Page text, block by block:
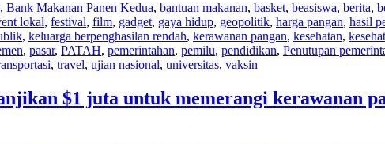
, Bank Makanan Panen Kedua, bantuan makanan, basket, beasiswa, berita,
lokal, festival, film, gadget, gaya hidup, geopolitik, harga pangan, hasil
, keluarga berpenghasilan rendah, kerawanan pangan, kesehatan,
, pasar, PATAH, pemerintahan, pemilu, pendidikan, Penutupan
, travel, ujian nasional, universitas, vaksin
$1 juta untuk memerangi kerawanan